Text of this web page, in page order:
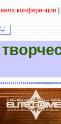
конференции|